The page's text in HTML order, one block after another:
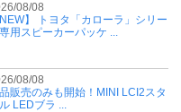
08/08
NEW】 トヨタ「カローラ」シリー
用スピーカーパッケ ...
08/08
販売のみも開始！MINI LCI2スタ
LEDブラ ...